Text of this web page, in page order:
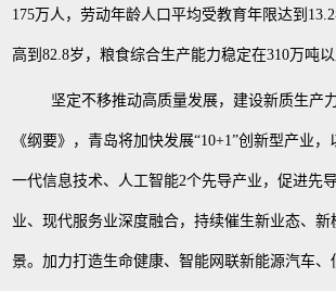
175万人，劳动年龄人口平均受教育年限达到
高到82.8岁，粮食综合生产能力稳定在310万吨以
坚定不移推动高质量发展，建设新质生产
《纲要》，青岛将加快发展“10+1”创新型产业
一代信息技术、人工智能2个先导产业，促进先
业、现代服务业深度融合，持续催生新业态、
景。加力打造生命健康、智能网联新能源汽车、